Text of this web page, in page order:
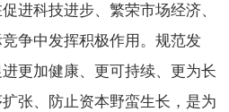
进科技进步、繁荣市场经济、
争中发挥积极作用。规范发
更加健康、更可持续、更为长
张、防止资本野蛮生长，是为